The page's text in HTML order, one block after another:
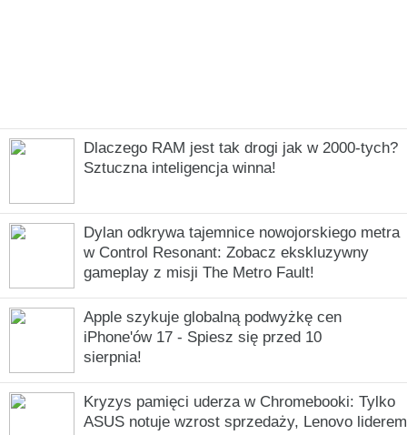
Dlaczego RAM jest tak drogi jak w 2000-tych?
Sztuczna inteligencja winna!
Dylan odkrywa tajemnice nowojorskiego metra
w Control Resonant: Zobacz ekskluzywny
gameplay z misji The Metro Fault!
Apple szykuje globalną podwyżkę cen
iPhone'ów 17 - Spiesz się przed 10
sierpnia!
Kryzys pamięci uderza w Chromebooki: Tylko
ASUS notuje wzrost sprzedaży, Lenovo liderem